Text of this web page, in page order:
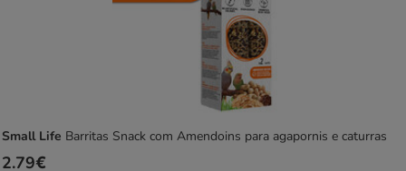
Small Life Barritas Snack com Amendoins para agapornis e caturras
Preço
2.79€